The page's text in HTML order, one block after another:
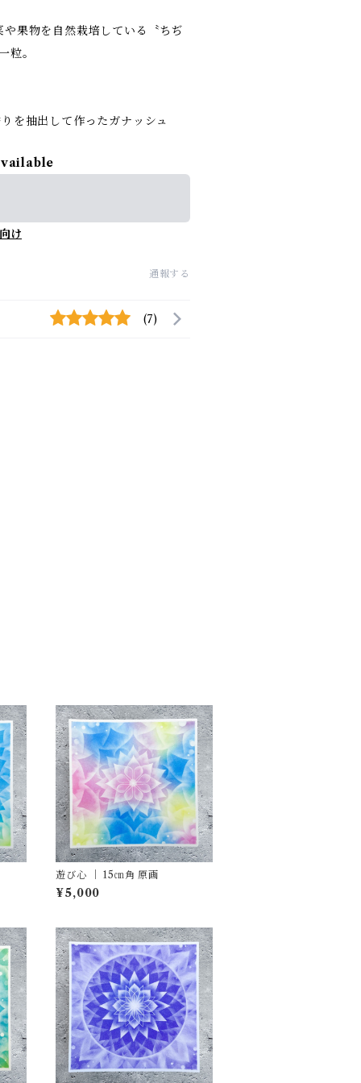
果物を自然栽培している〝ちぢ
粒。
を抽出して作ったガナッシュ
け
通報する
(7)
遊び心 ｜ 15㎝角 原画
¥5,000